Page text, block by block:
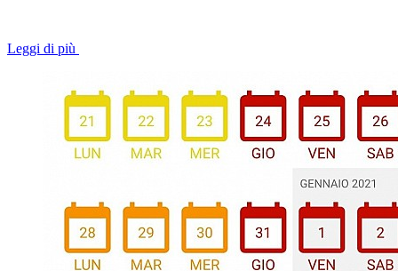
Leggi di più